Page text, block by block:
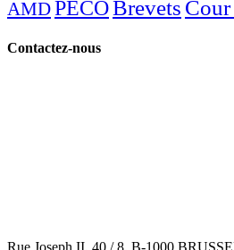
AMDPECOBrevets
Contactez-nous
Rue Joseph II, 40 / 8, B-1000